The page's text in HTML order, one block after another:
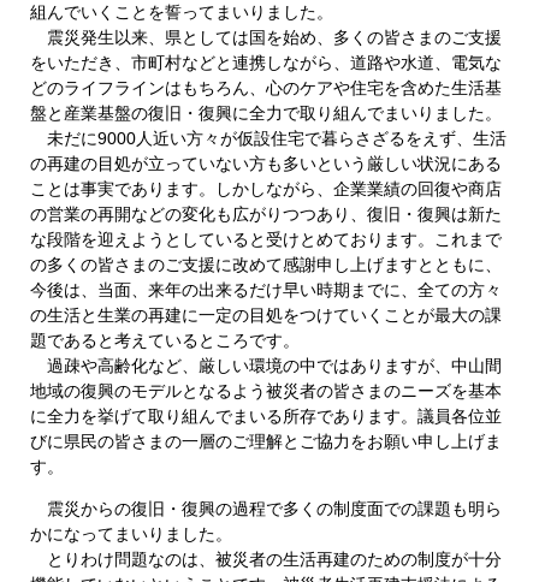
組んでいくことを誓ってまいりました。
震災発生以来、県としては国を始め、多くの皆さまのご支援
をいただき、市町村などと連携しながら、道路や水道、電気な
どのライフラインはもちろん、心のケアや住宅を含めた生活基
盤と産業基盤の復旧・復興に全力で取り組んでまいりました。
未だに9000人近い方々が仮設住宅で暮らさざるをえず、生活
の再建の目処が立っていない方も多いという厳しい状況にある
ことは事実であります。しかしながら、企業業績の回復や商店
の営業の再開などの変化も広がりつつあり、復旧・復興は新た
な段階を迎えようとしていると受けとめております。これまで
の多くの皆さまのご支援に改めて感謝申し上げますとともに、
今後は、当面、来年の出来るだけ早い時期までに、全ての方々
の生活と生業の再建に一定の目処をつけていくことが最大の課
題であると考えているところです。
過疎や高齢化など、厳しい環境の中ではありますが、中山間
地域の復興のモデルとなるよう被災者の皆さまのニーズを基本
に全力を挙げて取り組んでまいる所存であります。議員各位並
びに県民の皆さまの一層のご理解とご協力をお願い申し上げま
す。
震災からの復旧・復興の過程で多くの制度面での課題も明ら
かになってまいりました。
とりわけ問題なのは、被災者の生活再建のための制度が十分